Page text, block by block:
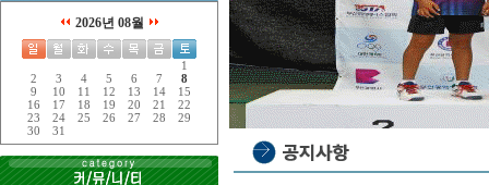
2026년 08월
1
2
3 4 5 6 7
8
9
10 11 12 13 14
15
16
17 18 19 20 21
22
23
24 25 26 27 28
29
30
31